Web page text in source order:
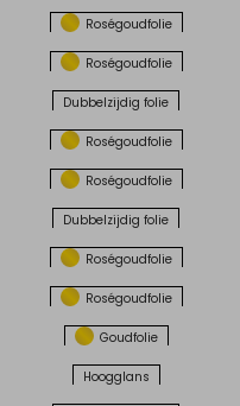
Roségoudfolie
Roségoudfolie
Dubbelzijdig folie
Roségoudfolie
Roségoudfolie
Dubbelzijdig folie
Roségoudfolie
Roségoudfolie
Goudfolie
Hoogglans